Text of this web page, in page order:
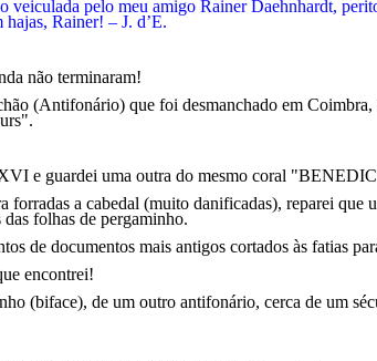
veiculada pelo meu amigo Rainer Daehnhardt,
Rainer! – J. d’E.
não terminaram!
(Antifonário) que foi desmanchado em Coimbra,
e guardei uma outra do mesmo coral
forradas a cabedal (muito danificadas), reparei que
das folhas de pergaminho.
de documentos mais antigos cortados às fatias
encontrei!
(biface), de um outro antifonário, cerca de um